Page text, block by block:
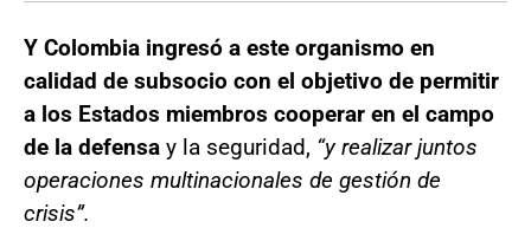
Y Colombia ingresó a este organismo en
calidad de subsocio con el objetivo de permitir
a los Estados miembros cooperar en el campo
de la defensa y la seguridad, “y realizar juntos
operaciones multinacionales de gestión de
crisis”.